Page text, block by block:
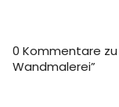
0 Kommentare zu
Wandmalerei”